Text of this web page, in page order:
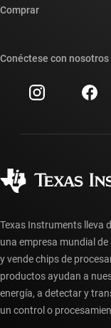
Sala de redacción
Relaciones con
Fabricación
Búsqueda de
Centro de
Preguntas
Comprar
Preguntas
Conéctese con nosotros
Texas Instruments lleva
una empresa mundial
y vende chips de
productos ayudan a
energía, a detectar y
un control o